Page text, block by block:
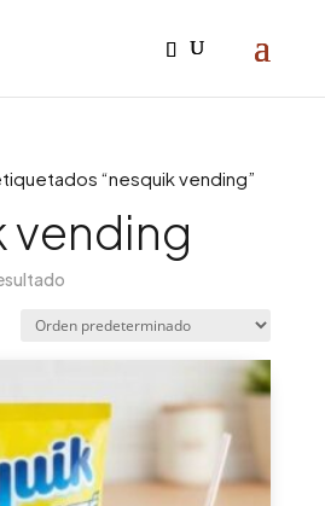
“nesquik vending”
vending